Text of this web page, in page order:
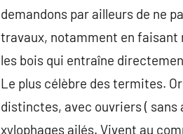
demandons par ailleurs de ne
travaux, notamment en faisant
les bois qui entraîne
Le plus célèbre des termites.
distinctes, avec ouvriers ( sans
xylophages ailés. Vivent au